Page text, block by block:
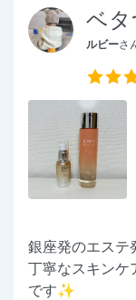
ベ
ルビーさ
銀座発のエステ
丁寧なスキンケ
です✨